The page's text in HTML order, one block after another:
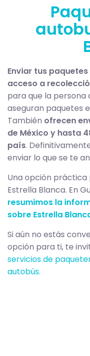
Enviar tus
acceso a
para que la persona
aseguran paquetes
También ofrecen
de México y hasta
país.
enviar lo que se te
Una opción
Estrella Blanca. En
resumimos la
sobre Estrella
Si aún no estás
opción para ti, te
servicios de
autobús.